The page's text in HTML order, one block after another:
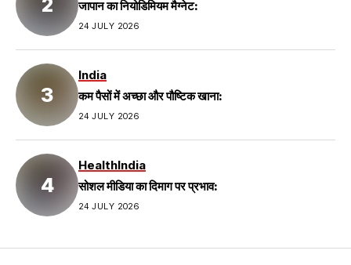
जापान का नियोडिमियम मैग्नेट:
24 JULY 2026
India
कम पैसों में अच्छा और पौष्टिक खाना:
24 JULY 2026
HealthIndia
सोशल मीडिया का दिमाग पर प्रभाव:
24 JULY 2026